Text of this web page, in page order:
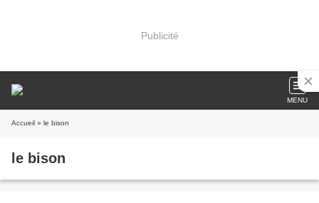
Publicité
MENU
Accueil » le bison
le bison